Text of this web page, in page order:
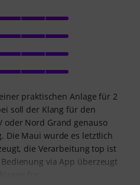
praktischen Anlage für 2
soll der Klang für den
oder Nord Grand genauso
Die Maui wurde es letztlich
die Verarbeitung top ist
via App überzeugt